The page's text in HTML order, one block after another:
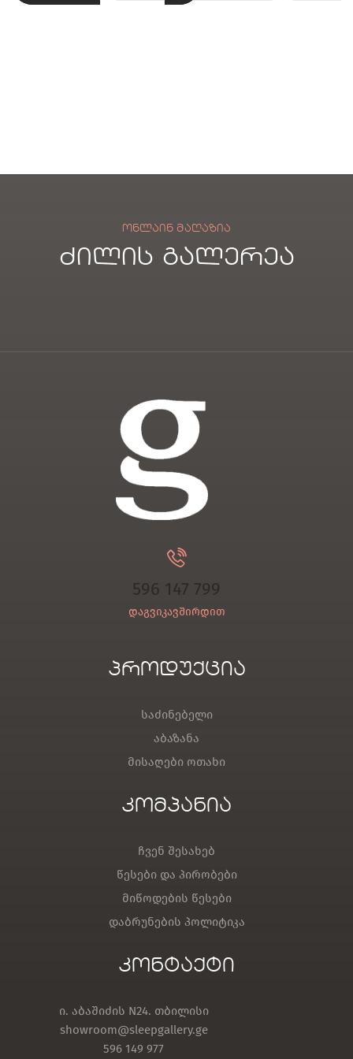
xe
ორ
საზ
ძილის გალერეა
ᲝᲜᲚᲐᲘᲜ ᲛᲐᲦᲐᲖᲘᲐ
596 147 799
დაგვიკავშირდით
პროდუქცია
საძინებელი
აბაზანა
მისაღები ოთახი
კომპანია
ჩვენ შესახებ
წესები და პირობები
მიწოდების წესები
დაბრუნების პოლიტიკა
კონტაქტი
ი. აბაშიძის N24. თბილისი
showroom@sleepgallery.ge
596 149 977